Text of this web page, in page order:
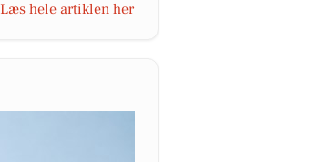
Læs hele artiklen her